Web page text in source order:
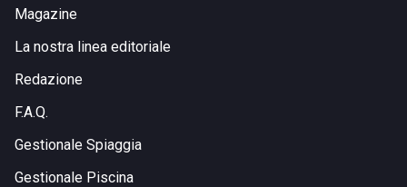
Magazine
La nostra linea editoriale
Redazione
F.A.Q.
Gestionale Spiaggia
Gestionale Piscina